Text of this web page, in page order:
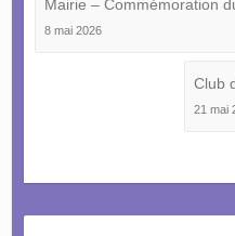
Mairie – Commémoration
8 mai 2026
Club
21 mai